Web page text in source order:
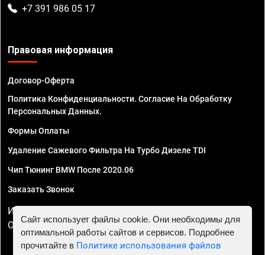
+7 391 986 05 17
Правовая информация
Договор-Оферта
Политика Конфиденциальности. Согласие На Обработку
Персональных Данных.
Формы Оплаты
Удаление Сажевого Фильтра На Турбо Дизеле TDI
Чип Тюнинг BMW После 2020.06
Заказать Звонок
ИП Смирнов Георгий Павлович. ИНН 781302555843,
ОГРНИП 324470400032610
Сайт использует файлы cookie. Они необходимы для
оптимальной работы сайтов и сервисов. Подробнее
прочитайте в Политике использования файлов